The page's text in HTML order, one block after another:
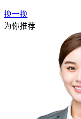
换一换
为你推荐